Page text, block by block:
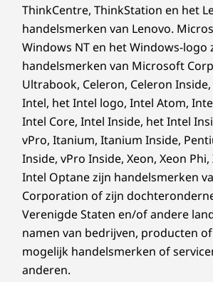
gegevens en apparaten,
gebaseerde Smart USB
levert AMD PRO-beveiliging
bescherming tegen
ondernemingen en volledige
geheugen, waarmee je
en aanvallen tegen kunt
ENERGY STAR ® 8.0
ERP LOT 3
Forest Stewardship Council®(FSC)
GREENGUARD®
MIL-STD-810H
Optioneel: TÜV Ultra Low Noise
RoHS
TCO 9.0
Tot EPEAT® Gold*
OVERIGE INFORMATIE
ThinkShield-beveiliging
AMD Memory Guard
ThinkCentre, ThinkStation en het
handelsmerken van Lenovo.
Windows NT en het Windows-logo
handelsmerken van Microsoft
Ultrabook, Celeron, Celeron
Intel, het Intel logo, Intel Atom,
Intel Core, Intel Inside, het Intel
vPro, Itanium, Itanium Inside,
Inside, vPro Inside, Xeon, Xeon
Intel Optane zijn handelsmerken
Corporation of zijn
Verenigde Staten en/of andere
namen van bedrijven, producten
mogelijk handelsmerken of
anderen.